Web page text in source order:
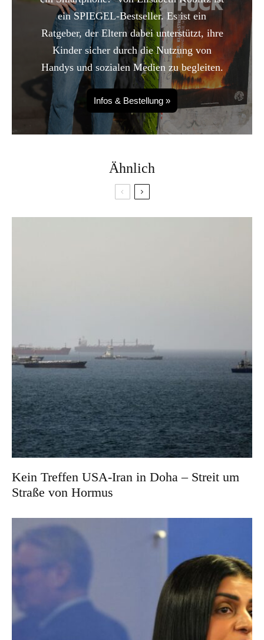
ein SPIEGEL-Bestseller. Es ist ein
Ratgeber, der Eltern dabei unterstützt, ihre
Kinder sicher durch die Nutzung von
Handys und sozialen Medien zu begleiten.
Infos & Bestellung »
Ähnlich
Kein Treffen USA-Iran in Doha – Streit um
Straße von Hormus